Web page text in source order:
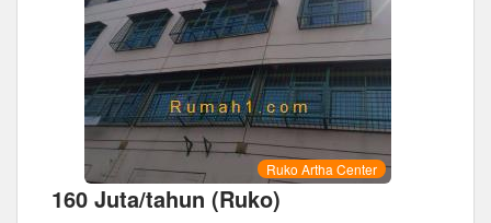
Ruko Artha Center
160 Juta/tahun (Ruko)